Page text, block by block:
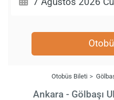
Otobüs Bileti
Ankara - Gölbaşı